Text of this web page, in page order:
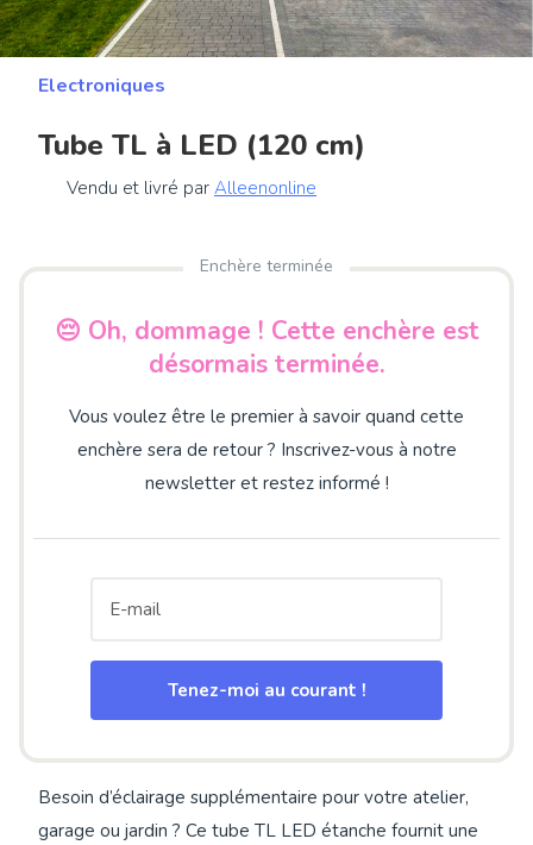
Electroniques
Tube TL à LED (120 cm)
Vendu et livré par Alleenonline
Enchère terminée
😔 Oh, dommage ! Cette enchère est
désormais terminée.
Vous voulez être le premier à savoir quand cette
enchère sera de retour ? Inscrivez-vous à notre
newsletter et restez informé !
Tenez-moi au courant !
Besoin d’éclairage supplémentaire pour votre atelier,
garage ou jardin ? Ce tube TL LED étanche fournit une